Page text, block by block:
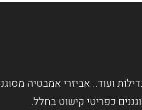
ועוד.. אביזרי אמבטיה
כפריטי קישוט בחלל.